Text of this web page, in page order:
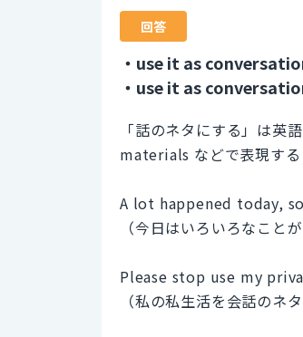
回答
・use it as
・use it as
「話のネタにする」は
materials などで表現する
A lot happened today,
（今日はいろいろなこと
Please stop use my
（私の私生活を会話のネ